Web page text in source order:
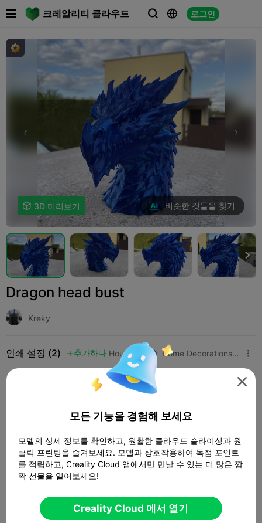
크레알리티 클라우드   로그인

 3D 미리보기 비슷한 것들을 찾기

Dragon head bust
Kreky
인쇄 설정 (2)  추가하다 Household  Home Decorations & Ornaments 
K2 Plus K2 Pro
0.16mm layer, 2 walls, 15% infill
0.2mm layer, 2 walls, 15% infill
1 플레이트 152.46g

모든 기능을 경험해 보세요
모델의 상세 정보를 확인하고, 원활한 클라우드 슬라이싱과 원
클릭 프린팅을 즐겨보세요. 모델과 상호작용하여 독점 포인트
를 적립하고, Creality Cloud 앱에서만 만날 수 있는 더 많은 깜
짝 선물을 열어보세요!
Creality Cloud 에서 열기